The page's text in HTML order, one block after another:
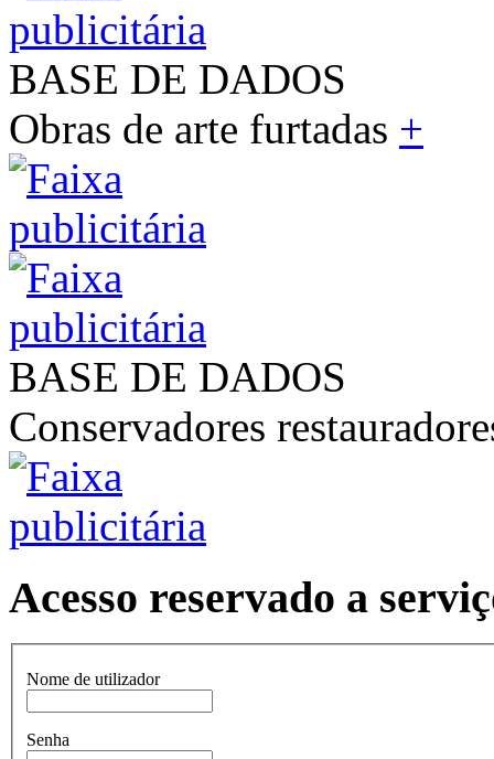
BASE DE DADOS
Obras de arte furtadas +
BASE DE DADOS
Conservadores
Acesso reservado a
Nome de utilizador
Senha